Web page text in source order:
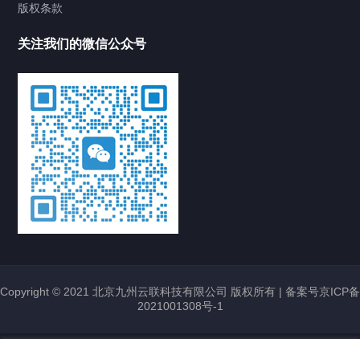
版权条款
关注我们的微信公众号
Copyright © 2021 北京九州云联科技有限公司 版权所有 | 备案号京ICP备
2021001308号-1